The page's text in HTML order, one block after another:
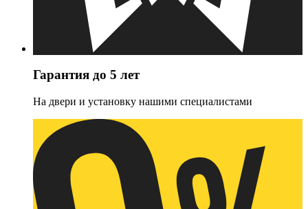
Гарантия до 5 лет
На двери и установку нашими специалистами